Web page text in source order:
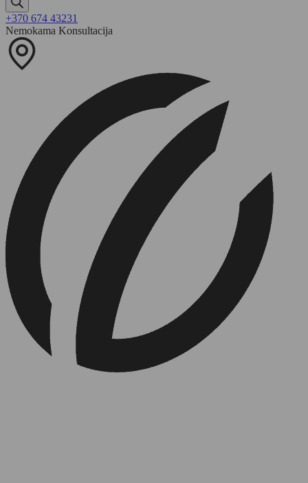
+370 674 43231
Nemokama Konsultacija